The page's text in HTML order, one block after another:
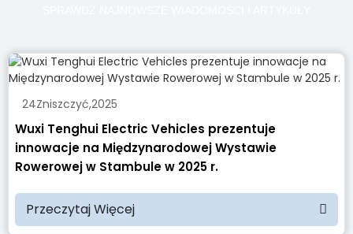
24Zniszczyć,2025
Wuxi Tenghui Electric Vehicles prezentuje
innowacje na Międzynarodowej Wystawie
Rowerowej w Stambule w 2025 r.
Przeczytaj Więcej